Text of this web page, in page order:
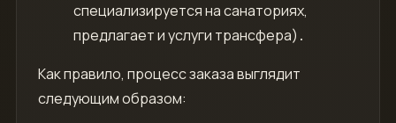
специализируется на санаториях,
предлагает и услуги трансфера)․
Как правило, процесс заказа выглядит
следующим образом: